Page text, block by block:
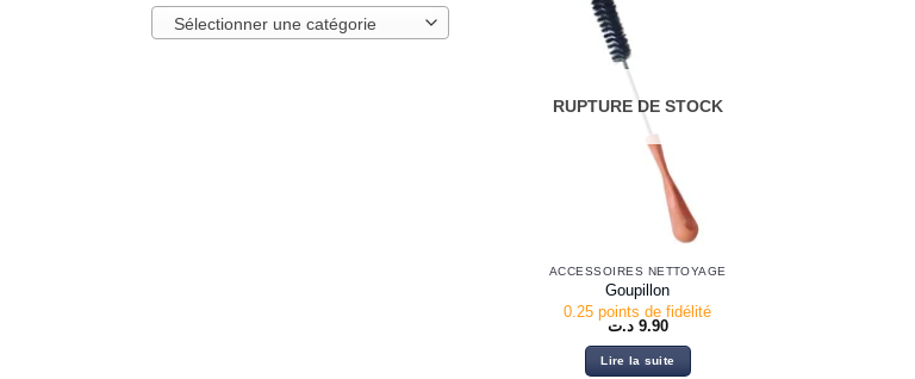
Sélectionner une catégorie
RUPTURE DE STOCK
ACCESSOIRES NETTOYAGE
Goupillon
0.25 points de fidélité
9.90 د.ت
Lire la suite